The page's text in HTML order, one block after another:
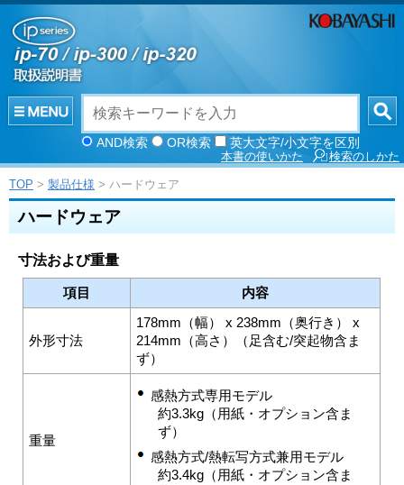
AND検索 OR検索 英大文字/小文字を区別
検索のしかた
本書の使いかた
TOP > 製品仕様 > ハードウェア
ハードウェア
寸法および重量
項目 内容
外形寸法
178mm（幅） x 238mm（奥行き） x
214mm（高さ）（足含む/突起物含ま
ず）
重量
感熱方式専用モデル
約3.3kg（用紙・オプション含ま
ず）
感熱方式/熱転写方式兼用モデル
約3.4kg（用紙・オプション含ま